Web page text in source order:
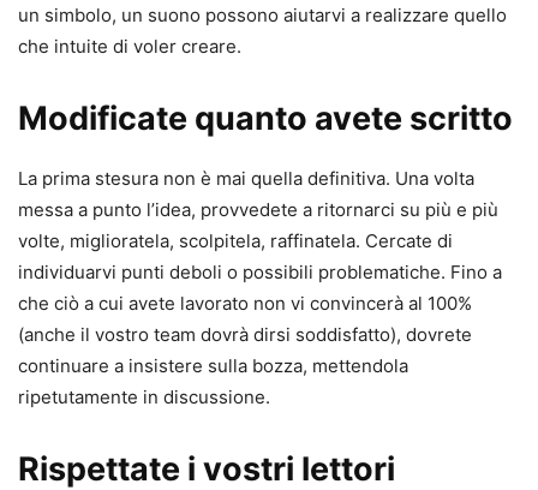
un simbolo, un suono possono aiutarvi a realizzare quello
che intuite di voler creare.
Modificate quanto avete scritto
La prima stesura non è mai quella definitiva. Una volta
messa a punto l’idea, provvedete a ritornarci su più e più
volte, miglioratela, scolpitela, raffinatela. Cercate di
individuarvi punti deboli o possibili problematiche. Fino a
che ciò a cui avete lavorato non vi convincerà al 100%
(anche il vostro team dovrà dirsi soddisfatto), dovrete
continuare a insistere sulla bozza, mettendola
ripetutamente in discussione.
Rispettate i vostri lettori